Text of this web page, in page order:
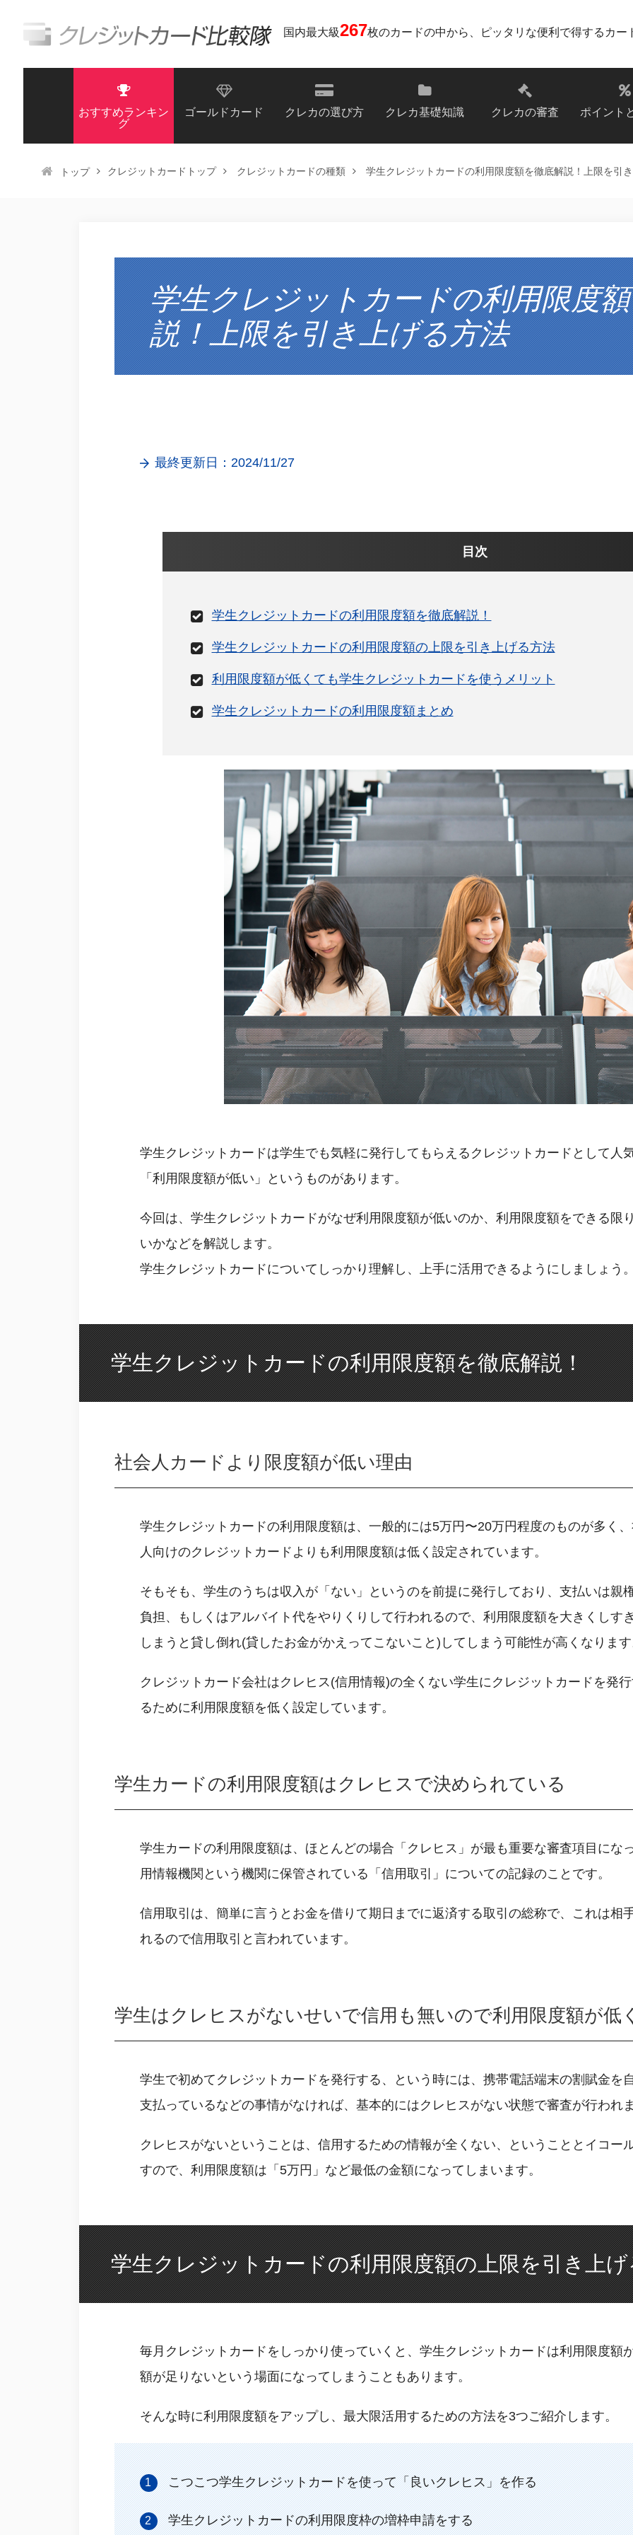
国内最大級267枚のカードの中から、ピッタリな便利で得するカー
おすすめランキン
グ
ゴールドカード クレカの選び方 クレカ基礎知識 クレカの審査 ポイント
トップ クレジットカードトップ クレジットカードの種類 学生クレジットカードの利用限度額を徹底解説！上限を引
学生クレジットカードの利用限度
説！上限を引き上げる方法
最終更新日：2024/11/27
目次
学生クレジットカードの利用限度額を徹底解説！
学生クレジットカードの利用限度額の上限を引き上げる方法
利用限度額が低くても学生クレジットカードを使うメリット
学生クレジットカードの利用限度額まとめ
学生クレジットカードは学生でも気軽に発行してもらえるクレジットカードとして人
「利用限度額が低い」というものがあります。
今回は、学生クレジットカードがなぜ利用限度額が低いのか、利用限度額をできる限
いかなどを解説します。
学生クレジットカードについてしっかり理解し、上手に活用できるようにしましょう
学生クレジットカードの利用限度額を徹底解説！
社会人カードより限度額が低い理由
学生クレジットカードの利用限度額は、一般的には5万円〜20万円程度のものが多く
人向けのクレジットカードよりも利用限度額は低く設定されています。
そもそも、学生のうちは収入が「ない」というのを前提に発行しており、支払いは親
負担、もしくはアルバイト代をやりくりして行われるので、利用限度額を大きくしす
しまうと貸し倒れ(貸したお金がかえってこないこと)してしまう可能性が高くなりま
クレジットカード会社はクレヒス(信用情報)の全くない学生にクレジットカードを発
るために利用限度額を低く設定しています。
学生カードの利用限度額はクレヒスで決められている
学生カードの利用限度額は、ほとんどの場合「クレヒス」が最も重要な審査項目にな
用情報機関という機関に保管されている「信用取引」についての記録のことです。
信用取引は、簡単に言うとお金を借りて期日までに返済する取引の総称で、これは相
れるので信用取引と言われています。
学生はクレヒスがないせいで信用も無いので利用限度額が低
学生で初めてクレジットカードを発行する、という時には、携帯電話端末の割賦金を
支払っているなどの事情がなければ、基本的にはクレヒスがない状態で審査が行われ
クレヒスがないということは、信用するための情報が全くない、ということとイコー
すので、利用限度額は「5万円」など最低の金額になってしまいます。
学生クレジットカードの利用限度額の上限を引き上
毎月クレジットカードをしっかり使っていくと、学生クレジットカードは利用限度額
額が足りないという場面になってしまうこともあります。
そんな時に利用限度額をアップし、最大限活用するための方法を3つご紹介します。
こつこつ学生クレジットカードを使って「良いクレヒス」を作る
学生クレジットカードの利用限度枠の増枠申請をする